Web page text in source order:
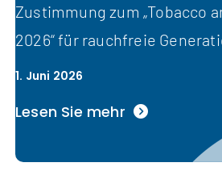
Zustimmung zum „Tobacco
2026“ für rauchfreie
1. Juni 2026
Lesen Sie mehr